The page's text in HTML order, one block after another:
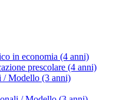
in economia (4 anni)
prescolare (4 anni)
/ Modello (3 anni)